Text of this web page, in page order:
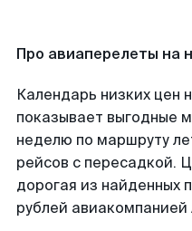
Про авиаперелеты на
Календарь низких цен
показывает выгодные
неделю по маршруту
рейсов с пересадкой.
дорогая из найденных
рублей